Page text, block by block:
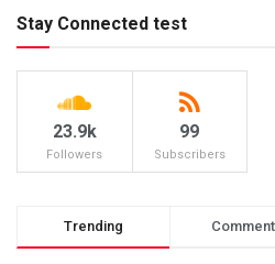
Stay Connected test
23.9k
Followers
99
Subscribers
Trending